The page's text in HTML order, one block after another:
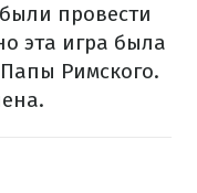
провести
эта игра была
Римского.